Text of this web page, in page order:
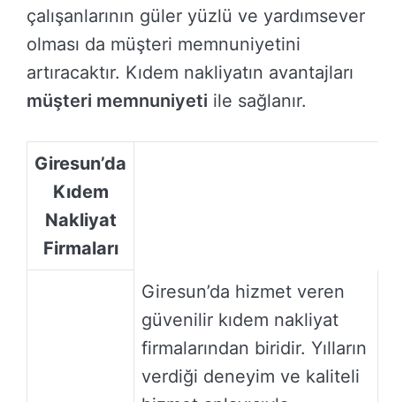
çalışanlarının güler yüzlü ve yardımsever
olması da müşteri memnuniyetini
artıracaktır. Kıdem nakliyatın avantajları
müşteri memnuniyeti ile sağlanır.
Giresun’da
Kıdem
Nakliyat
Firmaları
Giresun’da hizmet veren
güvenilir kıdem nakliyat
firmalarından biridir. Yılların
verdiği deneyim ve kaliteli